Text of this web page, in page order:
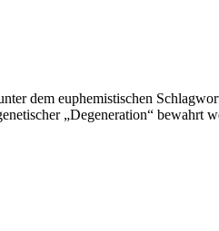
dem euphemistischen
„Degeneration“ bewahrt